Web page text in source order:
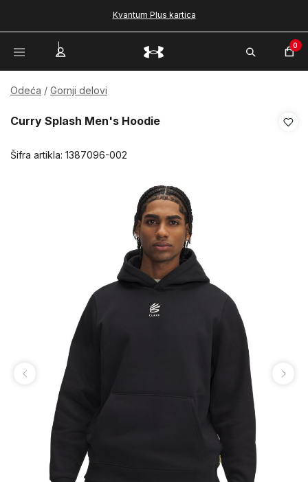
Kvantum Plus kartica
0
Odeća Gornji delovi
Curry Splash Men's Hoodie
Šifra artikla: 1387096-002